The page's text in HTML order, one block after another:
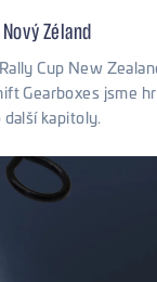
Zéland
Cup New
Gearboxes jsme
kapitoly.